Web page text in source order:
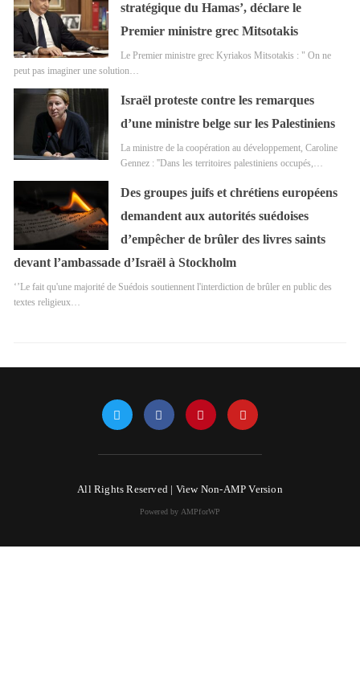
stratégique du Hamas’, déclare le
Premier ministre grec Mitsotakis
Le Premier ministre grec Kyriakos Mitsotakis : " On ne
peut pas imaginer une solution…
Israël proteste contre les remarques
d’une ministre belge sur les Palestiniens
La ministre de la coopération au développement, Caroline
Gennez : ''Dans les territoires palestiniens occupés,…
Des groupes juifs et chrétiens européens
demandent aux autorités suédoises
d’empêcher de brûler des livres saints
devant l’ambassade d’Israël à Stockholm
‘’Le fait qu'une majorité de Suédois soutiennent l'interdiction de brûler en public des
textes religieux…
All Rights Reserved | View Non-AMP Version
Powered by AMPforWP